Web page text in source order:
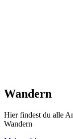
Wandern
Hier findest du alle
Wandern